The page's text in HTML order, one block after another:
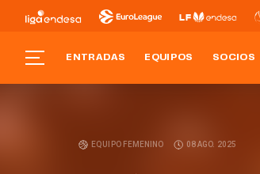
ENTRADAS EQUIPOS SOCIOS
EQUIPO FEMENINO 08 AGO. 2025